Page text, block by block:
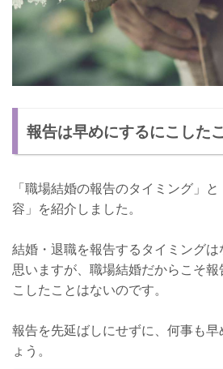
報告は早めにするにこした
「職場結婚の報告のタイミング」
容」を紹介しました。
結婚・退職を報告するタイミング
思いますが、職場結婚だからこそ
こしたことはないのです。
報告を先延ばしにせずに、何事も
ょう。